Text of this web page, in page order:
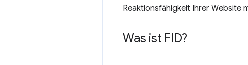
Reaktionsfähigkeit Ihrer Website
Was ist FID?